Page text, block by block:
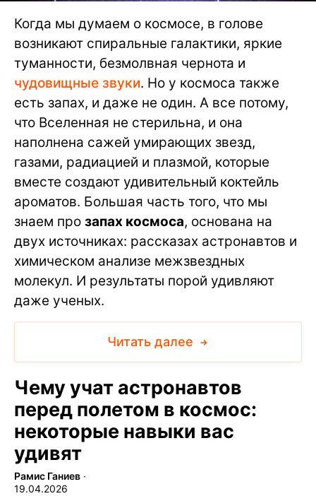
Когда мы думаем о космосе, в голове
возникают спиральные галактики, яркие
туманности, безмолвная чернота и
чудовищные звуки. Но у космоса также
есть запах, и даже не один. А все потому,
что Вселенная не стерильна, и она
наполнена сажей умирающих звезд,
газами, радиацией и плазмой, которые
вместе создают удивительный коктейль
ароматов. Большая часть того, что мы
знаем про запах космоса, основана на
двух источниках: рассказах астронавтов и
химическом анализе межзвездных
молекул. И результаты порой удивляют
даже ученых.
Читать далее
Чему учат астронавтов
перед полетом в космос:
некоторые навыки вас
удивят
Рамис Ганиев ∙
19.04.2026